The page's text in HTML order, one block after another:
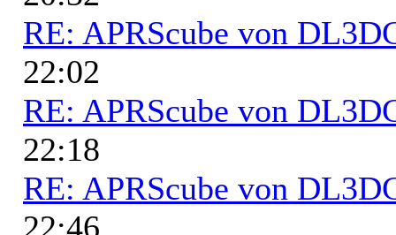
RE: APRScube von
22:02
RE: APRScube von
22:18
RE: APRScube von
22:46